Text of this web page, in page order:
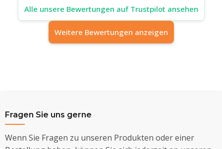
Alle unsere Bewertungen auf Trustpilot ansehen
Weitere Bewertungen anzeigen
Fragen Sie uns gerne
Wenn Sie Fragen zu unseren Produkten oder einer